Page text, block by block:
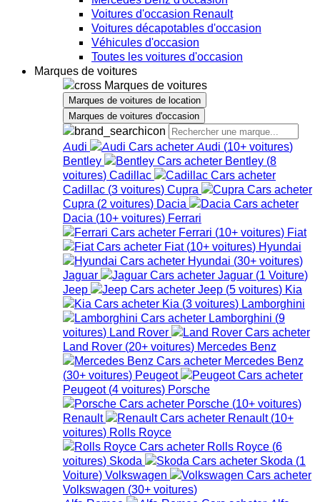
Voitures d'occasion Renault
Voitures décapotables d'occasion
Véhicules d'occasion
Toutes les voitures d'occasion
Marques de voitures
Marques de voitures
Marques de voitures de location
Marques de voitures d'occasion
Audi Audi (10+ voitures)
Bentley
Bentley (8
voitures) Cadillac
Cadillac (3 voitures) Cupra
Cupra (2 voitures) Dacia
Dacia (10+ voitures) Ferrari
Ferrari (10+ voitures) Fiat
Fiat (10+ voitures) Hyundai
Hyundai (30+ voitures)
Jaguar
Jaguar (1 Voiture)
Jeep
Jeep (5 voitures) Kia
Kia (3 voitures) Lamborghini
Lamborghini (9
voitures) Land Rover
Land Rover (20+ voitures) Mercedes Benz
Mercedes Benz
(30+ voitures) Peugeot
Peugeot (4 voitures) Porsche
Porsche (10+ voitures)
Renault
Renault (10+
voitures) Rolls Royce
Rolls Royce (6
voitures) Skoda Skoda (1
Voiture) Volkswagen
Volkswagen (30+ voitures)